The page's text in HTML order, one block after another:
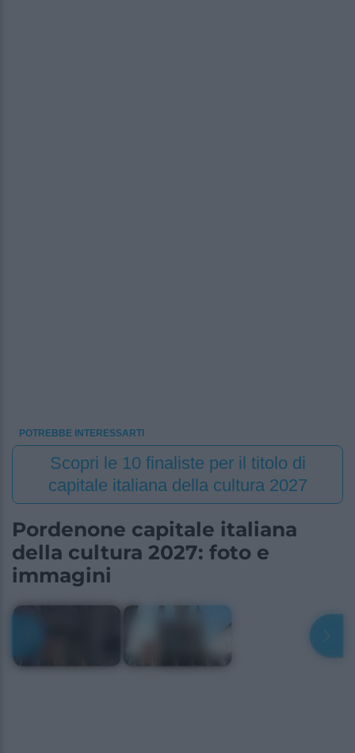
POTREBBE INTERESSARTI
Scopri le 10 finaliste per il titolo di
capitale italiana della cultura 2027
Pordenone capitale italiana
della cultura 2027: foto e
immagini